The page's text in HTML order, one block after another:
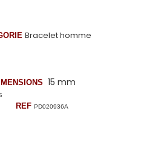
Bracelet homme
15 mm
REF PD020936A